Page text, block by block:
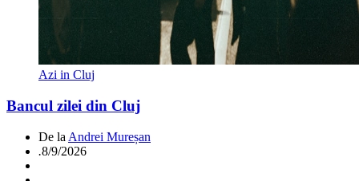
Azi in Cluj
Bancul zilei din Cluj
De la Andrei Mureșan
.8/9/2026